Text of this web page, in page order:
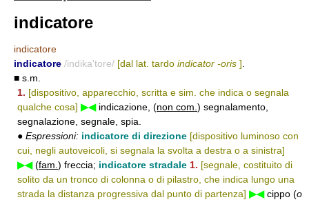
indicatore
indicatore
indicatore /indika'tore/ [dal lat. tardo indicator -oris ]
■ s.m.
1. [dispositivo, apparecchio, scritta e sim. che indica o segnala
qualche cosa] ▶◀indicazione, (non com. ) segnalamento,
segnalazione, segnale, spia.
● Espressioni: indicatore di direzione [dispositivo luminoso con
cui, negli autoveicoli, si segnala la svolta a destra o a sinistra]
▶◀(fam. ) freccia; indicatore stradale 1. [segnale, costituito di
solito da un tronco di colonna o di pilastro, che indica lungo una
strada la distanza progressiva dal punto di partenza] ▶◀cippo (o